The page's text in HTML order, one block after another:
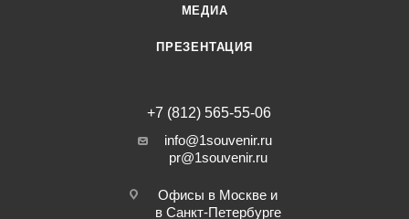
МЕДИА
ПРЕЗЕНТАЦИЯ
+7 (812) 565-55-06
info@1souvenir.ru
pr@1souvenir.ru
Офисы в Москве и
в Санкт-Петербурге